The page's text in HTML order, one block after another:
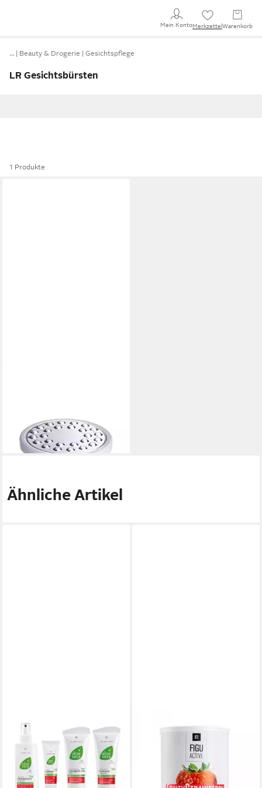
Mein KontoMerkzettel Warenkorb
… Beauty & Drogerie Gesichtspflege
LR Gesichtsbürsten
1 Produkte
ab 76,49 €
lieferbar - in 7-9 Werktagen bei dir
Ähnliche Artikel
Körperpflegemittel Aloe Vera
Spezial-Pflege Box, 4-tlg.,
Gelkonzentrat, Propolis-
Creme, Notfallspray